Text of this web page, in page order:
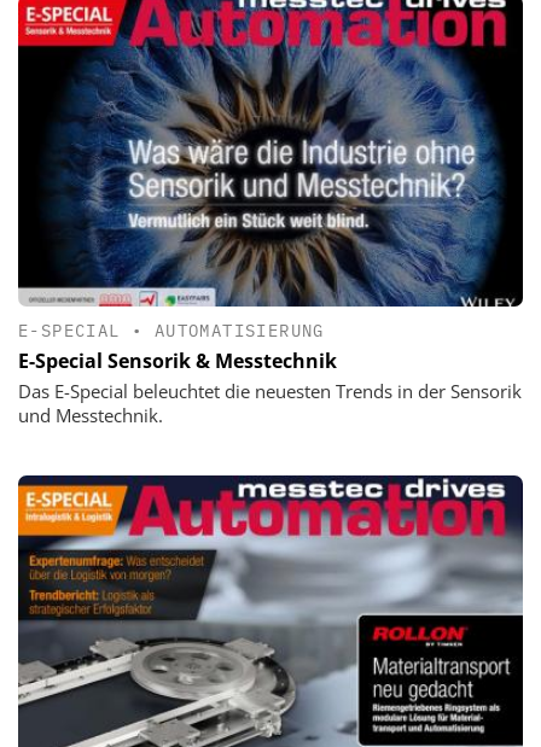
E-SPECIAL • AUTOMATISIERUNG
E-Special Sensorik & Messtechnik
Das E-Special beleuchtet die neuesten Trends in der Sensorik
und Messtechnik.